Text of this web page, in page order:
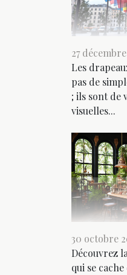
27
Les
pas de
; ils sont de
visuelles...
30 octobre
Découvrez
qui se